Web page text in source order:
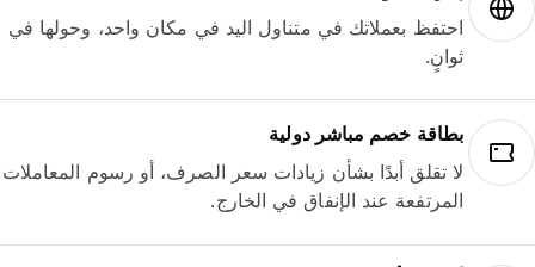
احتفظ بعملاتك في متناول اليد في مكان واحد، وحولها في
ثوانٍ.
بطاقة خصم مباشر دولية
لا تقلق أبدًا بشأن زيادات سعر الصرف، أو رسوم المعاملات
المرتفعة عند الإنفاق في الخارج.